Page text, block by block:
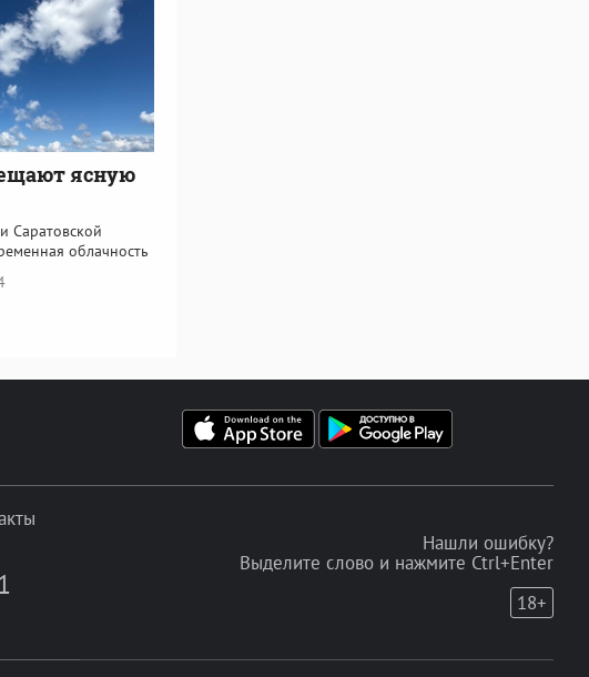
ясную
Саратовской
облачность
Нашли ошибку?
Выделите слово и нажмите Ctrl+Enter
18+